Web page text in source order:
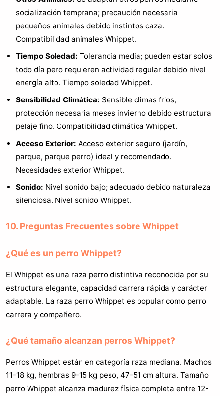
socialización temprana; precaución necesaria
pequeños animales debido instintos caza.
Compatibilidad animales Whippet.
Tiempo Soledad: Tolerancia media; pueden estar solos
todo día pero requieren actividad regular debido nivel
energía alto. Tiempo soledad Whippet.
Sensibilidad Climática: Sensible climas fríos;
protección necesaria meses invierno debido estructura
pelaje fino. Compatibilidad climática Whippet.
Acceso Exterior: Acceso exterior seguro (jardín,
parque, parque perro) ideal y recomendado.
Necesidades exterior Whippet.
Sonido: Nivel sonido bajo; adecuado debido naturaleza
silenciosa. Nivel sonido Whippet.
10. Preguntas Frecuentes sobre Whippet
¿Qué es un perro Whippet?
El Whippet es una raza perro distintiva reconocida por su
estructura elegante, capacidad carrera rápida y carácter
adaptable. La raza perro Whippet es popular como perro
carrera y compañero.
¿Qué tamaño alcanzan perros Whippet?
Perros Whippet están en categoría raza mediana. Machos
11-18 kg, hembras 9-15 kg peso, 47-51 cm altura. Tamaño
perro Whippet alcanza madurez física completa entre 12-